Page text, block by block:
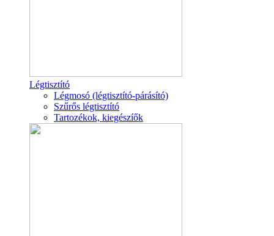
Légtisztító
Légmosó (légtisztító-párásító)
Szűrős légtisztító
Tartozékok, kiegészíők